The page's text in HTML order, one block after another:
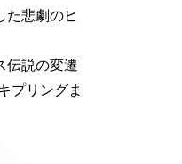
悲劇のヒ
伝説の変遷
プリングま